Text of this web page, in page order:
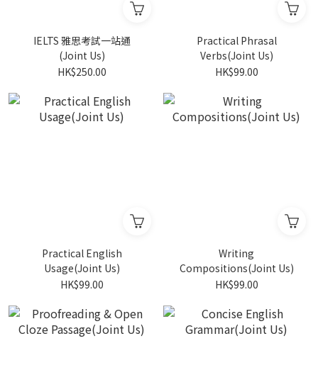
IELTS 雅思考試一站通
(Joint Us)
HK$250.00
Practical Phrasal
Verbs(Joint Us)
HK$99.00
Practical English
Usage(Joint Us)
HK$99.00
Writing
Compositions(Joint Us)
HK$99.00